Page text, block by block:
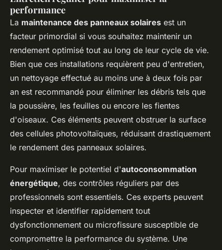
performance
La maintenance des panneaux solaires est un
facteur primordial si vous souhaitez maintenir un
rendement optimisé tout au long de leur cycle de vie.
Bien que ces installations requièrent peu d'entretien,
un nettoyage effectué au moins une à deux fois par
an est recommandé pour éliminer les débris tels que
la poussière, les feuilles ou encore les fientes
d'oiseaux. Ces éléments peuvent obstruer la surface
des cellules photovoltaïques, réduisant drastiquement
le rendement des panneaux solaires.
Pour maximiser le potentiel d'autoconsommation
énergétique, des contrôles réguliers par des
professionnels sont essentiels. Ces experts peuvent
inspecter et identifier rapidement tout
dysfonctionnement ou microfissure susceptible de
compromettre la performance du système. Une